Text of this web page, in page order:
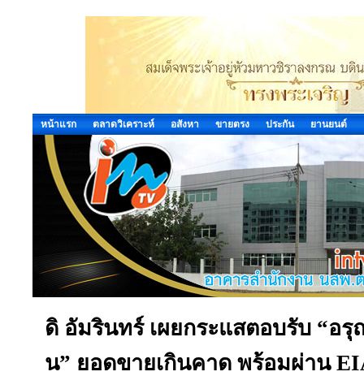
หน้าแรก ตลาดวิเคราะห์ อสังหา ขายตรง ประกัน ยานยนต์
ดิ อัมรินทร์ เผยกระแสตอบรับ “อ
น” ยอดขายเกินคาด พร้อมผ่าน